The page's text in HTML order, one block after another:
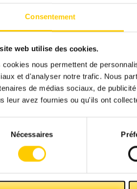
Consentement
web utilise des cookies.
cookies nous permettent de
et d'analyser notre trafic. Nous
de médias sociaux, de
leur avez fournies ou qu'ils ont
Nécessaires
Categoría:Non classifié(e)
conscients du fait de devoir
dutemps d’attente de vos